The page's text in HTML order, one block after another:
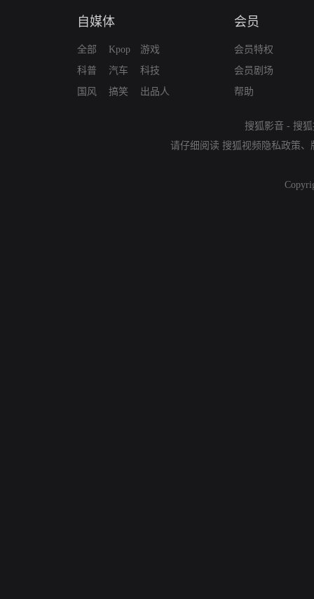
自媒体
全部
科普
国风
Kpop
汽车
搞笑
游戏
科技
出品人
会员
会员特权
会员剧场
帮助
搜狐影音 - 搜
请仔细阅读 搜狐视频隐私政策、